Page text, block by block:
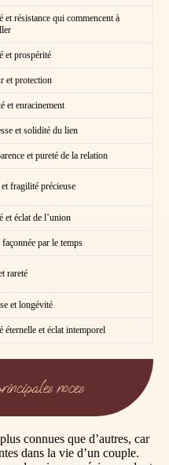
et résistance qui commencent à
et prospérité
et protection
et enracinement
et solidité du lien
et pureté de la relation
fragilité précieuse
et éclat de l’union
façonnée par le temps
rareté
et longévité
éternelle et éclat intemporel
noces
connues que d’autres, car
dans la vie d’un couple.